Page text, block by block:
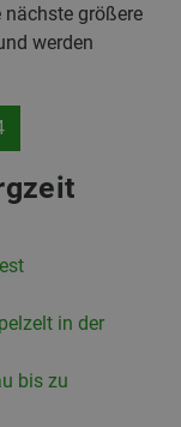
größere
werden
in der
bis zu